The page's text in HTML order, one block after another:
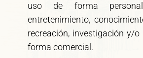
uso de forma
entretenimiento,
recreación, investigación y/o
forma comercial.